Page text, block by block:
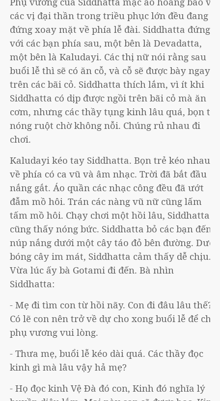
các vị đại thần trong triều phục lớn đều đang
đứng xoay mặt về phía lễ đài. Siddhatta đứng
với các bạn phía sau, một bên là Devadatta,
một bên là Kaludayi. Các thị nữ nói rằng sau
buổi lễ thì sẽ có ăn cỗ, và cỗ sẽ được bày ngay
trên các bãi cỏ. Siddhatta thích lắm, vì ít khi
Siddhatta có dịp được ngồi trên bãi cỏ mà ăn
cơm, nhưng các thầy tụng kinh lâu quá, bọn trẻ
nóng ruột chờ không nỗi. Chúng rủ nhau đi
chơi.
Kaludayi kéo tay Siddhatta. Bọn trẻ kéo nhau
về phía có ca vũ và âm nhạc. Trời đã bắt đầu
nắng gắt. Áo quần các nhạc công đều đã ướt
đẫm mồ hôi. Trán các nàng vũ nữ cũng lấm
tấm mồ hôi. Chạy chơi một hồi lâu, Siddhatta
cũng thấy nóng bức. Siddhatta bỏ các bạn đến
núp nắng dưới một cây táo đỏ bên đường. Dưới
bóng cây im mát, Siddhatta cảm thấy dễ chịu.
Vừa lúc ấy bà Gotami đi đến. Bà nhìn
Siddhatta:
- Mẹ đi tìm con từ hồi nãy. Con đi đâu lâu thế?
Có lẽ con nên trở về dự cho xong buổi lễ để cho
phụ vương vui lòng.
- Thưa mẹ, buổi lễ kéo dài quá. Các thầy đọc
kinh gì mà lâu vậy hả mẹ?
- Họ đọc kinh Vệ Đà đó con, Kinh đó nghĩa lý